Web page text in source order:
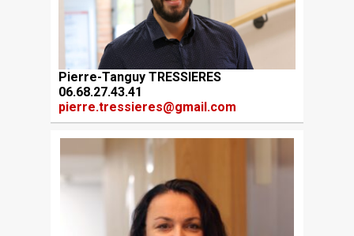
Pierre-Tanguy TRESSIERES
06.68.27.43.41
pierre.tressieres@gmail.com